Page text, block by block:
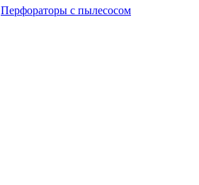
Перфораторы с пылесосом